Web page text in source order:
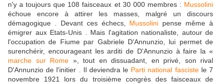
n'y a toujours que 108 faisceaux et 30 000 membres : Mussolini
échoue encore à attirer les masses, malgré un discours
démagogique . Devant ces échecs, Mussolini pense même à
émigrer aux Etats-Unis . Mais l'agitation nationaliste, autour de
l'occupation de Fiume par Gabriele D'Annunzio, lui permet de
surenchérir, encourageant les arditi de D'Annunzio à faire la «
marche sur Rome », tout en dissuadant, en privé, son rival
D'Annunzio de l'initier . Il deviendra le Parti national fascistele 7
novembre 1921 lors du troisième congrès des faisceaux de